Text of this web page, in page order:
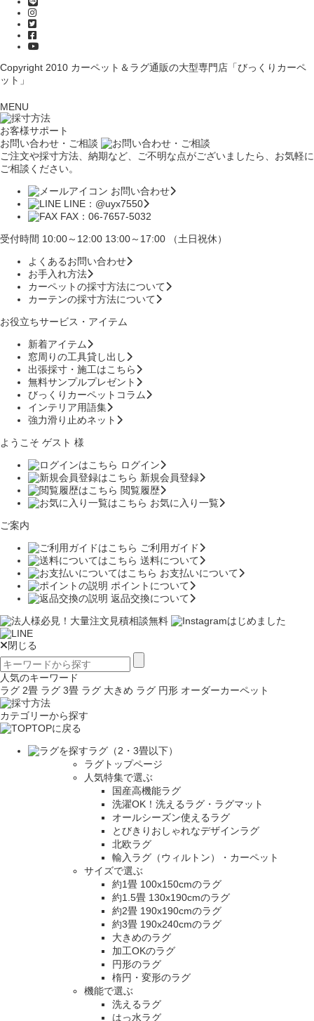
Copyright 2010 カーペット＆ラグ通販の大型専門店「びっくりカーペ
ット」
MENU
お客様サポート
お問い合わせ・ご相談
ご注文や採寸方法、納期など、ご不明な点がございましたら、お気軽に
ご相談ください。
お問い合わせ
LINE：@uyx7550
FAX：06-7657-5032
受付時間 10:00～12:00 13:00～17:00 （土日祝休）
よくあるお問い合わせ
お手入れ方法
カーペットの採寸方法について
カーテンの採寸方法について
お役立ちサービス・アイテム
新着アイテム
窓周りの工具貸し出し
出張採寸・施工はこちら
無料サンプルプレゼント
びっくりカーペットコラム
インテリア用語集
強力滑り止めネット
ようこそ ゲスト 様
ログイン
新規会員登録
閲覧履歴
お気に入り一覧
ご案内
ご利用ガイド
送料について
お支払いについて
ポイントについて
返品交換について
閉じる
人気のキーワード
ラグ 2畳 ラグ 3畳 ラグ 大きめ ラグ 円形 オーダーカーペット
カテゴリーから探す
TOPに戻る
ラグ（2・3畳以下）
ラグトップページ
人気特集で選ぶ
国産高機能ラグ
洗濯OK！洗えるラグ・ラグマット
オールシーズン使えるラグ
とびきりおしゃれなデザインラグ
北欧ラグ
輸入ラグ（ウィルトン）・カーペット
サイズで選ぶ
約1畳 100x150cmのラグ
約1.5畳 130x190cmのラグ
約2畳 190x190cmのラグ
約3畳 190x240cmのラグ
大きめのラグ
加工OKのラグ
円形のラグ
楕円・変形のラグ
機能で選ぶ
洗えるラグ
はっ水ラグ